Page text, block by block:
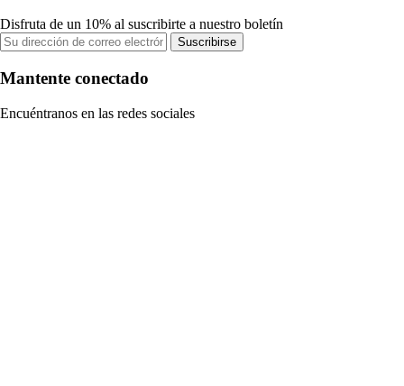
Disfruta de un 10% al suscribirte a nuestro boletín
Suscribirse
Mantente conectado
Encuéntranos en las redes sociales